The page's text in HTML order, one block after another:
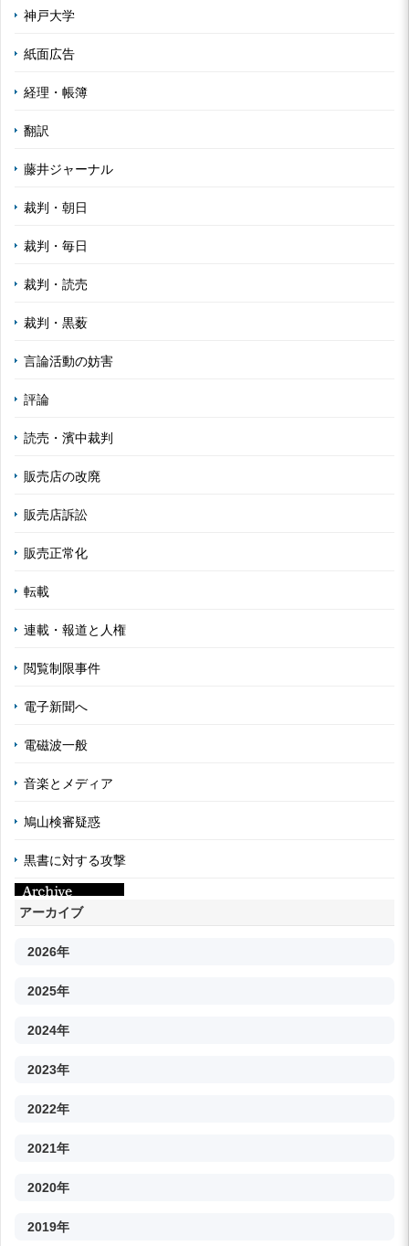
神戸大学
紙面広告
経理・帳簿
翻訳
藤井ジャーナル
裁判・朝日
裁判・毎日
裁判・読売
裁判・黒薮
言論活動の妨害
評論
読売・濱中裁判
販売店の改廃
販売店訴訟
販売正常化
転載
連載・報道と人権
閲覧制限事件
電子新聞へ
電磁波一般
音楽とメディア
鳩山検審疑惑
黒書に対する攻撃
アーカイブ
2026年
2025年
2024年
2023年
2022年
2021年
2020年
2019年